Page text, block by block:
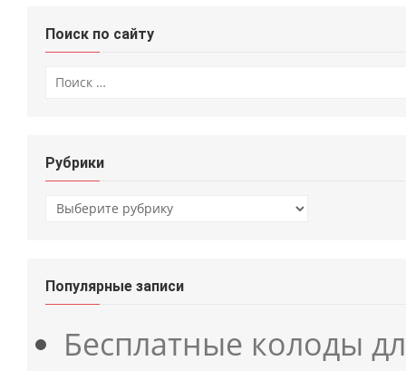
Поиск по сайту
Рубрики
Рубрики
Популярные записи
Бесплатные колоды